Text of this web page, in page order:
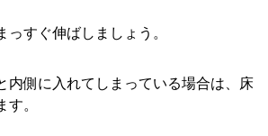
っすぐ伸ばしましょう。
内側に入れてしまっている場合は、床
。